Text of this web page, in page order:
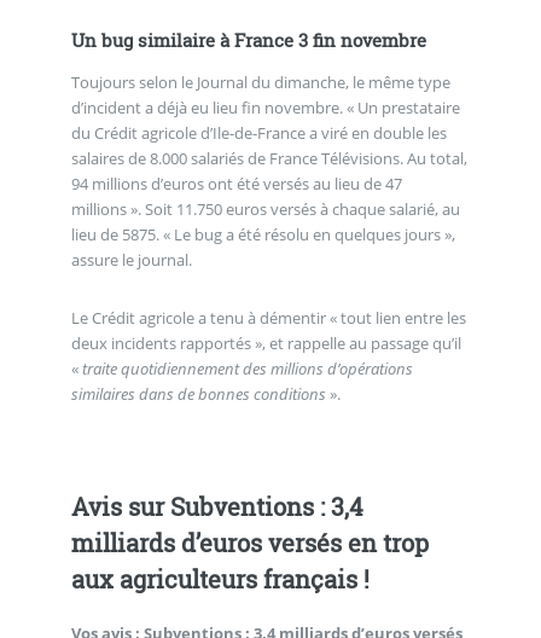
Un bug similaire à France 3 fin novembre
Toujours selon le Journal du dimanche, le même type
d’incident a déjà eu lieu fin novembre. « Un prestataire
du Crédit agricole d’Ile-de-France a viré en double les
salaires de 8.000 salariés de France Télévisions. Au total,
94 millions d’euros ont été versés au lieu de 47
millions ». Soit 11.750 euros versés à chaque salarié, au
lieu de 5875. « Le bug a été résolu en quelques jours »,
assure le journal.
Le Crédit agricole a tenu à démentir « tout lien entre les
deux incidents rapportés », et rappelle au passage qu’il
«traite quotidiennement des millions d’opérations
similaires dans de bonnes conditions ».
Avis sur Subventions : 3,4
milliards d’euros versés en trop
aux agriculteurs français !
Vos avis : Subventions : 3,4 milliards d’euros versés